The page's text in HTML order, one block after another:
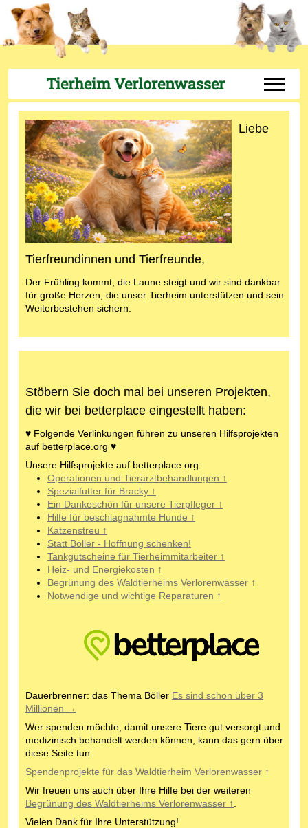
Tierheim Verlorenwasser Off-
Liebe
Tierfreundinnen und Tierfreunde,
Der Frühling kommt, die Laune steigt und wir sind dankbar
für große Herzen, die unser Tierheim unterstützen und sein
Weiterbestehen sichern.
Stöbern Sie doch mal bei unseren Projekten,
die wir bei betterplace eingestellt haben:
♥ Folgende Verlinkungen führen zu unseren Hilfsprojekten
auf betterplace.org ♥
Unsere Hilfsprojekte auf betterplace.org:
Operationen und Tierarztbehandlungen ↑
Spezialfutter für Bracky ↑
Ein Dankeschön für unsere Tierpfleger ↑
Hilfe für beschlagnahmte Hunde ↑
Katzenstreu ↑
Statt Böller - Hoffnung schenken!
Tankgutscheine für Tierheimmitarbeiter ↑
Heiz- und Energiekosten ↑
Begrünung des Waldtierheims Verlorenwasser ↑
Notwendige und wichtige Reparaturen ↑
Dauerbrenner: das Thema Böller Es sind schon über 3
Millionen →
Wer spenden möchte, damit unsere Tiere gut versorgt und
medizinisch behandelt werden können, kann das gern über
diese Seite tun:
Spendenprojekte für das Waldtierheim Verlorenwasser ↑
Wir freuen uns auch über Ihre Hilfe bei der weiteren
Begrünung des Waldtierheims Verlorenwasser ↑
Vielen Dank für Ihre Unterstützung!